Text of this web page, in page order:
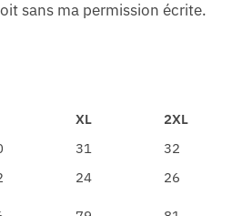
sans ma permission écrite.
XL
2XL
31
32
24 26